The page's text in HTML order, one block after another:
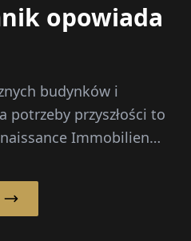
opowiada
budynków i
potrzeby przyszłości to
Immobilien
specjalizuje się w...